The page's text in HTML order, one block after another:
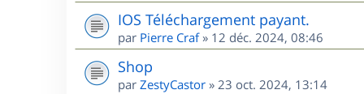
IOS Téléchargement payant.
par Pierre Craf» 12 déc. 2024, 08:46
Shop
par ZestyCastor » 23 oct. 2024, 13:14